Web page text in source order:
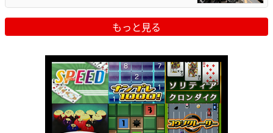
もっと見る